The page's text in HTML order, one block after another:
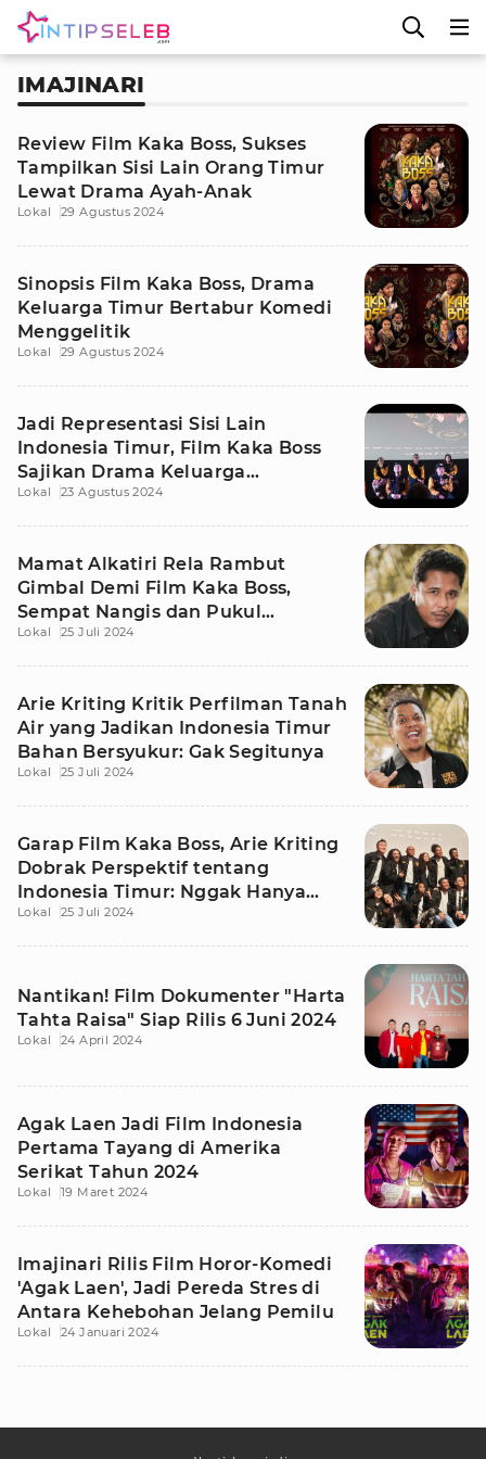
IMAJINARI
Review Film Kaka Boss, Sukses
Tampilkan Sisi Lain Orang Timur
Lewat Drama Ayah-Anak
Lokal 29 Agustus 2024
Sinopsis Film Kaka Boss, Drama
Keluarga Timur Bertabur Komedi
Menggelitik
Lokal 29 Agustus 2024
Jadi Representasi Sisi Lain
Indonesia Timur, Film Kaka Boss
Sajikan Drama Keluarga
Berbumbu Komedi
Lokal 23 Agustus 2024
Mamat Alkatiri Rela Rambut
Gimbal Demi Film Kaka Boss,
Sempat Nangis dan Pukul
Sutradara
Lokal 25 Juli 2024
Arie Kriting Kritik Perfilman Tanah
Air yang Jadikan Indonesia Timur
Bahan Bersyukur: Gak Segitunya
Lokal 25 Juli 2024
Garap Film Kaka Boss, Arie Kriting
Dobrak Perspektif tentang
Indonesia Timur: Nggak Hanya
Susah Air
Lokal 25 Juli 2024
Nantikan! Film Dokumenter "Harta
Tahta Raisa" Siap Rilis 6 Juni 2024
Lokal 24 April 2024
Agak Laen Jadi Film Indonesia
Pertama Tayang di Amerika
Serikat Tahun 2024
Lokal 19 Maret 2024
Imajinari Rilis Film Horor-Komedi
'Agak Laen', Jadi Pereda Stres di
Antara Kehebohan Jelang Pemilu
Lokal 24 Januari 2024